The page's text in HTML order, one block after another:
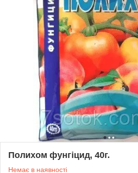
Полихом фунгіцид, 40г.
Немає в наявності